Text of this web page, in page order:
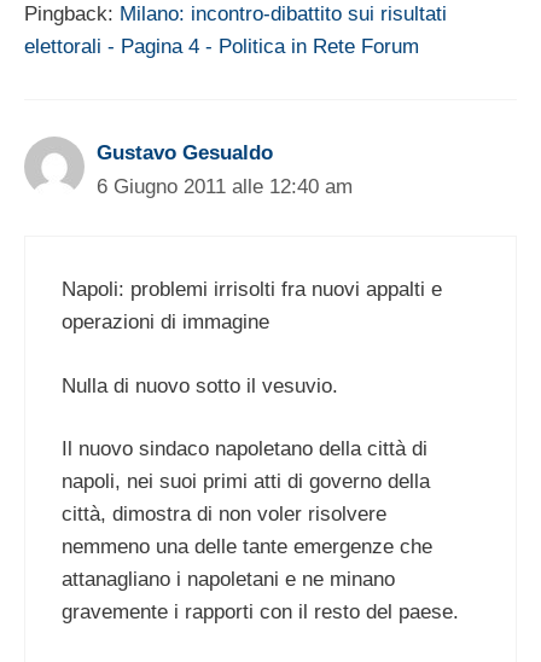
Pingback: Milano: incontro-dibattito sui risultati
elettorali - Pagina 4 - Politica in Rete Forum
Gustavo Gesualdo
6 Giugno 2011 alle 12:40 am
Napoli: problemi irrisolti fra nuovi appalti e
operazioni di immagine
Nulla di nuovo sotto il vesuvio.
Il nuovo sindaco napoletano della città di
napoli, nei suoi primi atti di governo della
città, dimostra di non voler risolvere
nemmeno una delle tante emergenze che
attanagliano i napoletani e ne minano
gravemente i rapporti con il resto del paese.